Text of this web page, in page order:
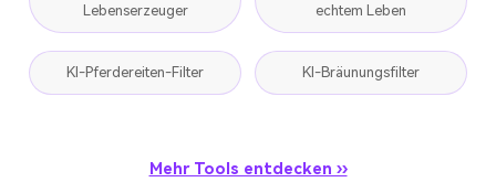
Lebenserzeuger
echtem Leben
KI-Pferdereiten-Filter KI-Bräunungsfilter
Mehr Tools entdecken ››